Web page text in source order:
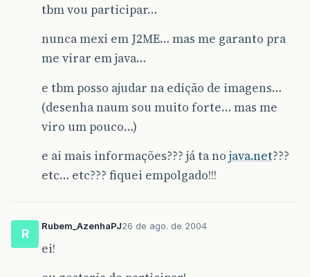
tbm vou participar…
nunca mexi em J2ME… mas me garanto pra
me virar em java…
e tbm posso ajudar na edição de imagens…
(desenha naum sou muito forte… mas me
viro um pouco…)
e ai mais informações??? já ta no java.net???
etc… etc??? fiquei empolgado!!!
R
Rubem_AzenhaPJ26 de ago. de 2004
ei!